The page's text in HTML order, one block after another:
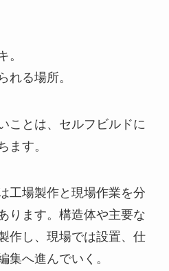
。
れる場所。
ことは、セルフビルドに
ます。
工場製作と現場作業を分
ります。構造体や主要な
作し、現場では設置、仕
集へ進んでいく。